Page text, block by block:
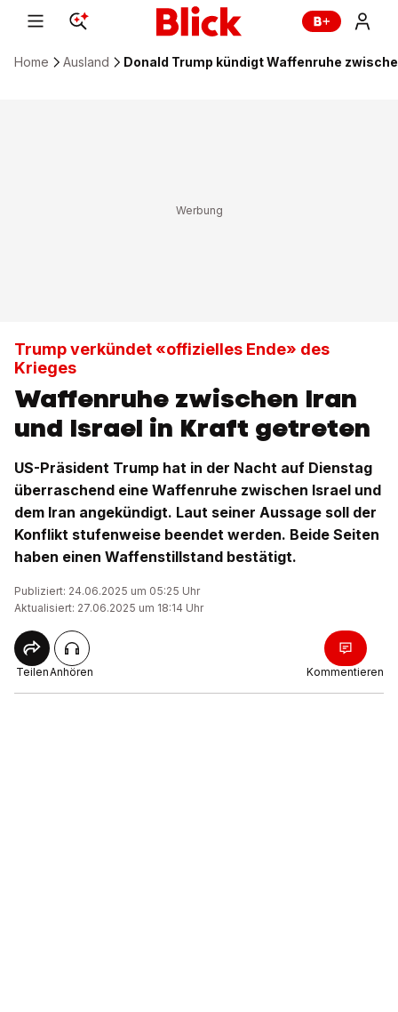
Home Ausland Donald Trump kündigt Waffenruhe
Trump verkündet «offizielles Ende» des
Krieges
Waffenruhe zwischen Iran
und Israel in Kraft getreten
US-Präsident Trump hat in der Nacht auf Dienstag
überraschend eine Waffenruhe zwischen Israel und
dem Iran angekündigt. Laut seiner Aussage soll der
Konflikt stufenweise beendet werden. Beide Seiten
haben einen Waffenstillstand bestätigt.
Publiziert: 24.06.2025 um 05:25 Uhr
Aktualisiert: 27.06.2025 um 18:14 Uhr
TeilenAnhören Kommentieren